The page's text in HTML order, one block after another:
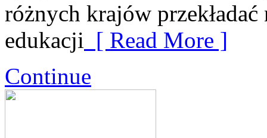
różnych krajów przekładać
edukacji [ Read More ]
Continue